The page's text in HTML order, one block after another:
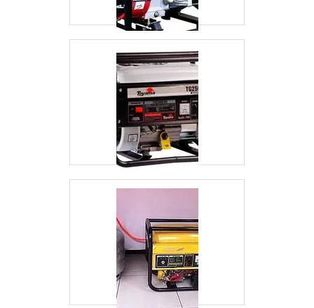
que visam apenas o lucro, deixando a desejar
nos outros fatores.Sem trocar o foco sobre
locação de grupos geradores de energia, é
importante buscar uma empresa que tenha
produtos e serviços com ótima qualidade e
eficiência, detalhes primordiais que são
deixados de lado por muitas empresas que não
focam na fidelização do cliente. Porquê a
Kiyoshi Geradores é líder quando precisar de
locação de grupos geradores de
energia:Comprometida com os
qualificada;Inovadora;Segura.UM POUCO
MAIS SOBRE A EMPRESASomente na
Kiyoshi Geradores tem o que há de melhor no
mercado de locação de grupos geradores de
energia. São opções variadas que a empresa
oferece, como locação de grupos geradores